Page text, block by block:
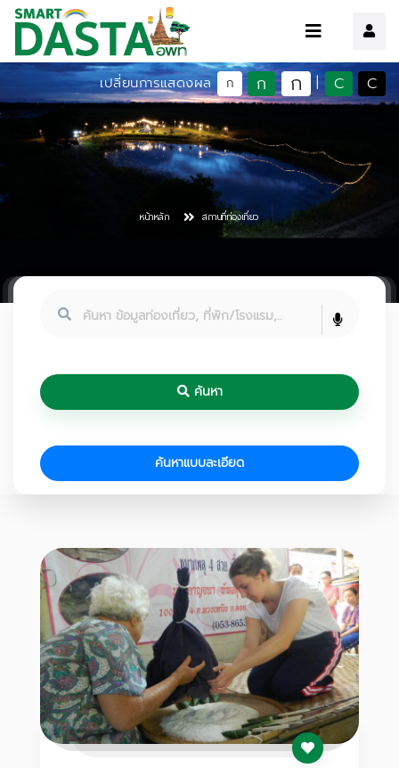
เปลี่ยนการแสดงผล ก ก ก C C
หน้าหลัก สถานที่ท่องเที่ยว
ค้นหา
ค้นหาแบบละเอียด